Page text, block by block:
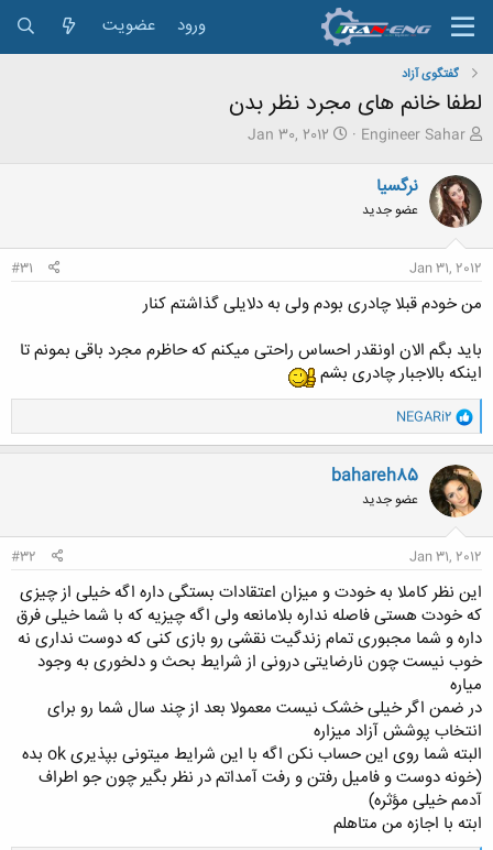
ورود عضویت
گفتگوی آزاد
لطفا خانم های مجرد نظر بدن
ش
و
ع
ک
ن
ن
د
م
ض
و
Engineer Sahar
ت
ر
Jan 30, 2012
نرگسیا
عضو جدید
Jan 31, 2012
#31
من خودم قبلا چادری بودم ولی به دلایلی گذاشتم کنار
باید بگم الان اونقدر احساس راحتی میکنم که حاظرم مجرد باقی بمونم تا
اینکه بالاجبار چادری بشم
و
ا
ک
ن
ش
ه
ا
NEGARi2
bahareh85
عضو جدید
Jan 31, 2012
#32
این نظر کاملا به خودت و میزان اعتقادات بستگی داره اگه خیلی از چیزی
که خودت هستی فاصله نداره بلامانعه ولی اگه چیزیه که با شما خیلی فرق
داره و شما مجبوری تمام زندگیت نقشی رو بازی کنی که دوست نداری نه
خوب نیست چون نارضایتی درونی از شرایط بحث و دلخوری به وجود
میاره
در ضمن اگر خیلی خشک نیست معمولا بعد از چند سال شما رو برای
انتخاب پوشش آزاد میزاره
البته شما روی این حساب نکن اگه با این شرایط میتونی بپذیری ok بده
(خونه دوست و فامیل رفتن و رفت آمداتم در نظر بگیر چون جو اطراف
آدمم خیلی مؤثره)
ابته با اجازه من متاهلم